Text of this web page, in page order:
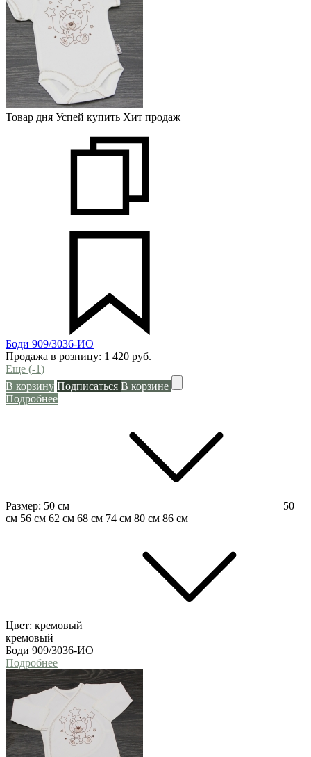
Товар дня Успей купить Хит продаж
Боди 909/3036-ИО
Продажа в розницу: 1 420 руб.
Еще (-1)
В корзину Подписаться В корзине
Подробнее
Размер: 50 см
50
см 56 см 62 см 68 см 74 см 80 см 86 см
Цвет: кремовый
кремовый
Боди 909/3036-ИО
Подробнее